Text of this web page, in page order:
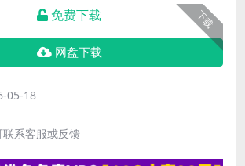
下载
免费下载
网盘下载
05-18
系客服或反馈